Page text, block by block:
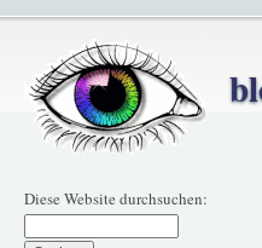
Diese Website durchsuchen: